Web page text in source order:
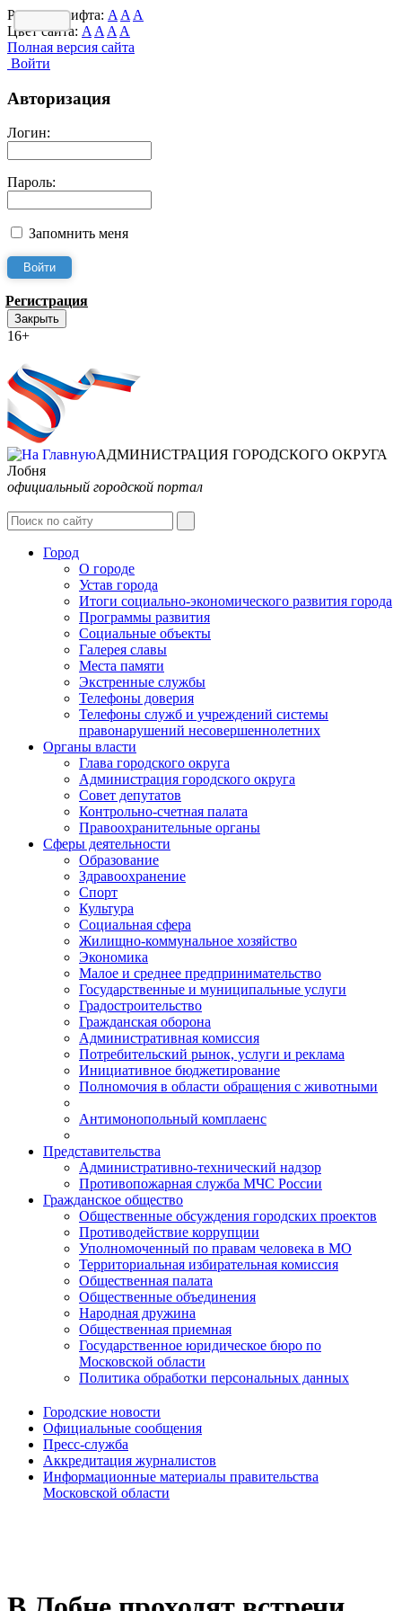
Размер шрифта: A A A
Цвет сайта: A A A A
Полная версия сайта
Войти
Авторизация
Логин:
Пароль:
Запомнить меня
Регистрация
Закрыть
16+
АДМИНИСТРАЦИЯ ГОРОДСКОГО ОКРУГА
Лобня
официальный городской портал
Город
О городе
Устав города
Итоги социально-экономического развития города
Программы развития
Социальные объекты
Галерея славы
Места памяти
Экстренные службы
Телефоны доверия
Телефоны служб и учреждений системы
правонарушений несовершеннолетних
Органы власти
Глава городского округа
Администрация городcкого округа
Совет депутатов
Контрольно-счетная палата
Правоохранительные органы
Сферы деятельности
Образование
Здравоохранение
Спорт
Культура
Социальная сфера
Жилищно-коммунальное хозяйство
Экономика
Малое и среднее предпринимательство
Государственные и муниципальные услуги
Градостроительство
Гражданская оборона
Административная комиссия
Потребительский рынок, услуги и реклама
Инициативное бюджетирование
Полномочия в области обращения с животными
Антимонопольный комплаенс
Представительства
Административно-технический надзор
Противопожарная служба МЧС России
Гражданское общество
Общественные обсуждения городских проектов
Противодействие коррупции
Уполномоченный по правам человека в МО
Территориальная избирательная комиссия
Общественная палата
Общественные объединения
Народная дружина
Общественная приемная
Государственное юридическое бюро по
Московской области
Политика обработки персональных данных
Городские новости
Официальные сообщения
Пресс-служба
Аккредитация журналистов
Информационные материалы правительства
Московской области